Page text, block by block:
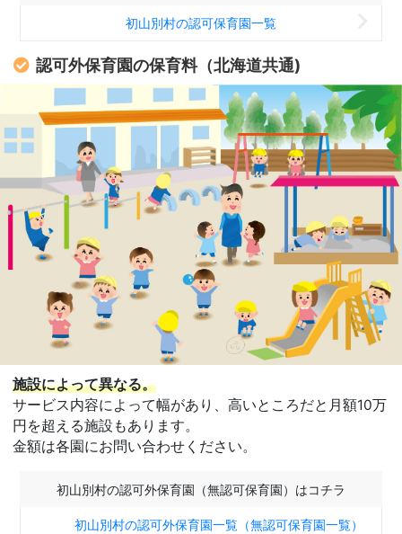
初山別村の認可保育園一覧
認可外保育園の保育料（北海道共通)
施設によって異なる。
サービス内容によって幅があり、高いところだと月額10万
円を超える施設もあります。
金額は各園にお問い合わせください。
初山別村の認可外保育園（無認可保育園）はコチラ
初山別村の認可外保育園一覧（無認可保育園一覧）